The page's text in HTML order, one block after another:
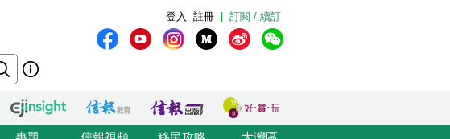
訂閱 / 續訂
註冊
登入